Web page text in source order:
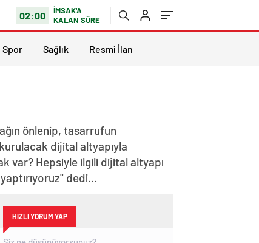
02:00
İMSAK'A
KALAN SÜRE
Spor Sağlık Resmi İlan
önlenip, tasarrufun
dijital altyapıyla
var? Hepsiyle ilgili dijital altyapı
dedi…
HIZLI YORUM YAP